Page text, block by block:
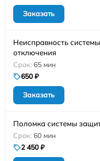
Заказать
Неисправность
отключения
65 мин
650 ₽
Заказать
Поломка системы
60 мин
2 450 ₽